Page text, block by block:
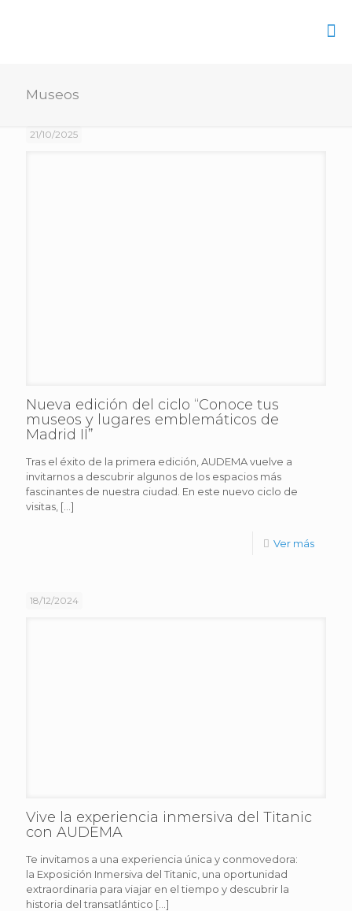
Museos
21/10/2025
Nueva edición del ciclo “Conoce tus
museos y lugares emblemáticos de
Madrid II”
Tras el éxito de la primera edición, AUDEMA vuelve a
invitarnos a descubrir algunos de los espacios más
fascinantes de nuestra ciudad. En este nuevo ciclo de
visitas, […]
Ver más
18/12/2024
Vive la experiencia inmersiva del Titanic
con AUDEMA
Te invitamos a una experiencia única y conmovedora:
la Exposición Inmersiva del Titanic, una oportunidad
extraordinaria para viajar en el tiempo y descubrir la
historia del transatlántico […]